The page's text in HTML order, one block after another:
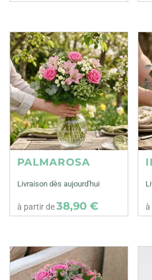
PALMAROSA
Livraison dès aujourd'hui
à partir de38,90 € à